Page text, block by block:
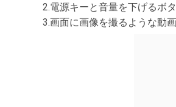
2.電源キーと音量を下げるボ
3.画面に画像を撮るような動